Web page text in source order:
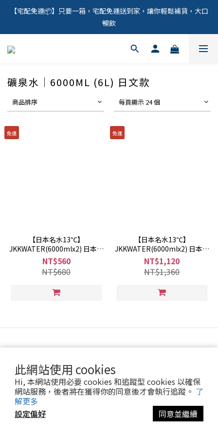
此網站使用 cookies
Hi, 本網站使用必要 cookies 和追蹤型 cookies 以確保
網站服務，後者將在獲得你的同意後才會執行追蹤。 了
解更多
設定偏好
同意並繼續
【宅配免運📦】只要一箱，宅配免運送到家，讓你輕鬆補貨，大口
暢飲
礦泉水｜6000ML (6L) 日文款
商品排序 每頁顯示 24 個
免運
【日本名水13℃】
JKKWATER(6000mlx2) 日本原
裝進口(礦泉水/天然水/軟水)
NT$560
NT$680
免運
【日本名水13℃】
JKKWATER(6000mlx2) 日本原
裝進口(礦泉水/天然水/軟水) 兩
箱
NT$1,120
NT$1,360
$TWD 繁體中文